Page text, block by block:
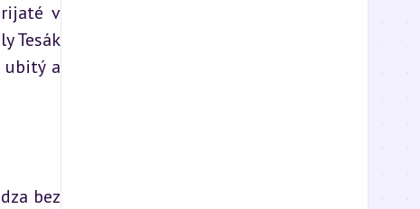
v
Tesák
ubitý a
bez